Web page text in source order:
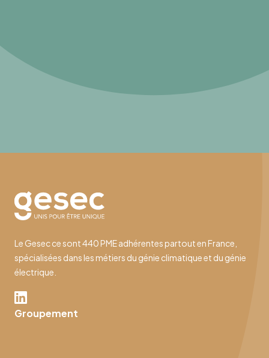
Le Gesec ce sont 440 PME adhérentes partout en France,
spécialisées dans les métiers du génie climatique et du génie
électrique.
Groupement